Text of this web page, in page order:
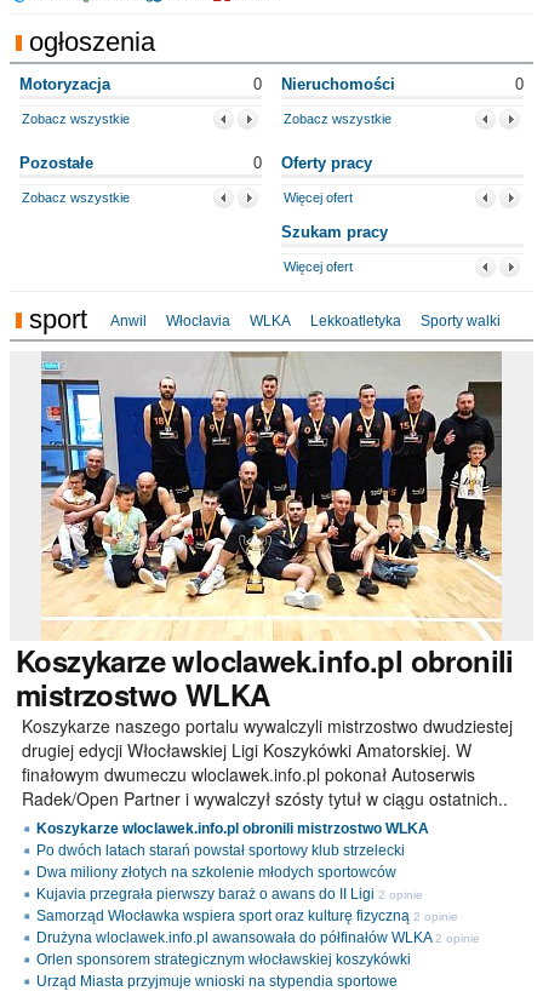
ogłoszenia
Motoryzacja 0
Zobacz wszystkie
Nieruchomości 0
Zobacz wszystkie
Pozostałe 0
Zobacz wszystkie
Oferty pracy
Więcej ofert
Szukam pracy
Więcej ofert
sport Anwil Włocłavia WLKA Lekkoatletyka Sporty walki
Koszykarzewloclawek.info.pl obronili
mistrzostwo WLKA
Koszykarze naszego portalu wywalczyli mistrzostwo dwudziestej
drugiej edycji Włocławskiej Ligi Koszykówki Amatorskiej. W
finałowym dwumeczu wloclawek.info.pl pokonał Autoserwis
Radek/Open Partner i wywalczył szósty tytuł w ciągu ostatnich..
Koszykarze wloclawek.info.pl obronili mistrzostwo WLKA
Po dwóch latach starań powstał sportowy klub strzelecki
Dwa miliony złotych na szkolenie młodych sportowców
Kujavia przegrała pierwszy baraż o awans do II Ligi 2 opinie
Samorząd Włocławka wspiera sport oraz kulturę fizyczną 2 opinie
Drużyna wloclawek.info.pl awansowała do półfinałów WLKA 2 opinie
Orlen sponsorem strategicznym włocławskiej koszykówki
Urząd Miasta przyjmuje wnioski na stypendia sportowe